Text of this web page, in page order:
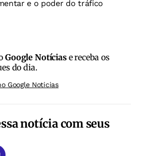
e o poder do tráfico
Google Notíciase receba os
do dia.
Google Noticias
notícia com seus